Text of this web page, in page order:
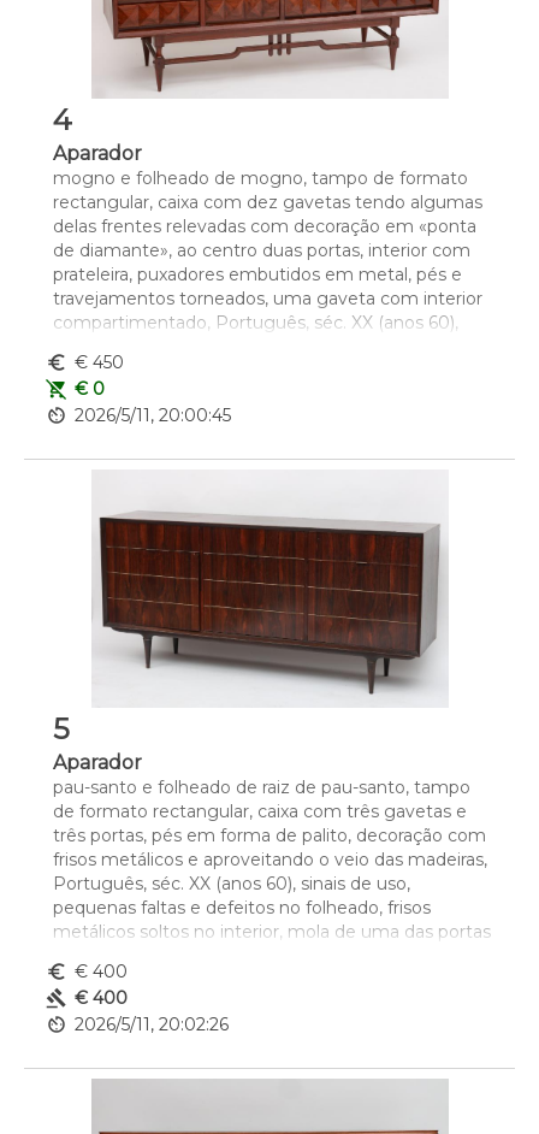
4
Aparador
mogno e folheado de mogno, tampo de formato
rectangular, caixa com dez gavetas tendo algumas
delas frentes relevadas com decoração em «ponta
de diamante», ao centro duas portas, interior com
prateleira, puxadores embutidos em metal, pés e
travejamentos torneados, uma gaveta com interior
compartimentado, Português, séc. XX (anos 60),
desgastes no tampo
Dim. - 90 x 170 x 47,5 cm
euro_symbol € 450
remove_shopping_cart € 0
av_timer 2026/5/11, 20:00:45
5
Aparador
pau-santo e folheado de raiz de pau-santo, tampo
de formato rectangular, caixa com três gavetas e
três portas, pés em forma de palito, decoração com
frisos metálicos e aproveitando o veio das madeiras,
Português, séc. XX (anos 60), sinais de uso,
pequenas faltas e defeitos no folheado, frisos
metálicos soltos no interior, mola de uma das portas
Dim. - 88,5 x 190 x 44,5 cm
euro_symbol € 400
gavel € 400
av_timer 2026/5/11, 20:02:26